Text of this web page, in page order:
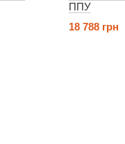
ППУ
18 788 грн